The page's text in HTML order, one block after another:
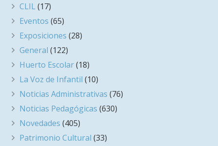
CLIL (17)
Eventos (65)
Exposiciones (28)
General (122)
Huerto Escolar(18)
La Voz de Infantil (10)
Noticias Administrativas (76)
Noticias Pedagógicas (630)
Novedades (405)
Patrimonio Cultural (33)